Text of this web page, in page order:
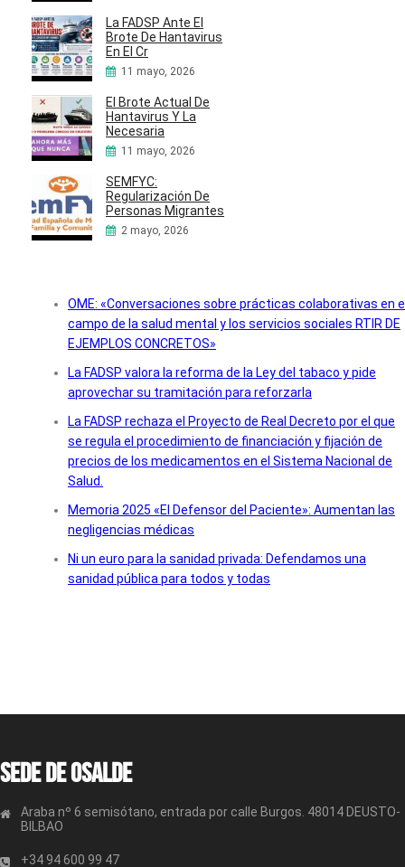
La FADSP Ante El
Brote De Hantavirus
En El Cr
11 mayo, 2026
El Brote Actual De
Hantavirus Y La
Necesaria
11 mayo, 2026
SEMFYC:
Regularización De
Personas Migrantes
2 mayo, 2026
OME: «Conversaciones sobre prácticas colaborativas en
campo de la salud mental y los servicios sociales RTIR DE
EJEMPLOS CONCRETOS»
La FADSP valora la reforma de la Ley del tabaco y pide
aprovechar su tramitación para reforzarla
La FADSP rechaza el Proyecto de Real Decreto por el que
se regula el procedimiento de financiación y fijación de
precios de los medicamentos en el Sistema Nacional de
Salud.
Memoria 2025 «El Defensor del Paciente»: Aumentan las
negligencias médicas
Ni un euro para la sanidad privada: Defendamos una
sanidad pública para todos y todas
Sede de OSALDE
Araba nº 6 semisótano, entrada por calle Burgos. 48014 DEUSTO-
BILBAO
+34 94 600 99 47